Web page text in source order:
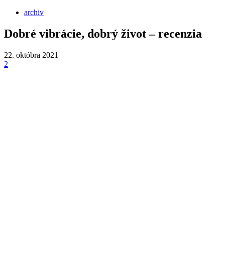
archiv
Dobré vibrácie, dobrý život – recenzia
22. októbra 2021
2